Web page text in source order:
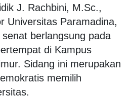
J. Rachbini, M.Sc.,
Universitas Paramadina,
berlangsung pada
di Kampus
Sidang ini merupakan
memilih